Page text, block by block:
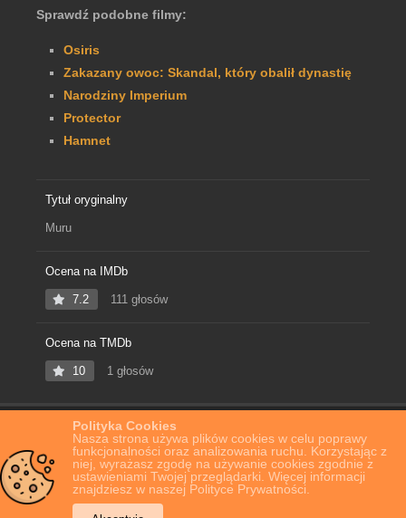
Polityka Cookies
Nasza strona używa plików cookies w celu poprawy
funkcjonalności oraz analizowania ruchu. Korzystając z
niej, wyrażasz zgodę na używanie cookies zgodnie z
ustawieniami Twojej przeglądarki. Więcej informacji
znajdziesz w naszej Polityce Prywatności.
Sprawdź podobne filmy:
Osiris
Zakazany owoc: Skandal, który obalił dynastię
Narodziny Imperium
Protector
Hamnet
Tytuł oryginalny
Muru
Ocena na IMDb
7.2 111 głosów
Ocena na TMDb
10 1 głosów
Film Online Muru